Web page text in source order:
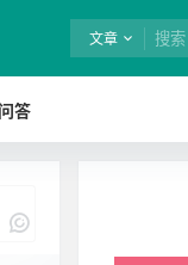
文章
答